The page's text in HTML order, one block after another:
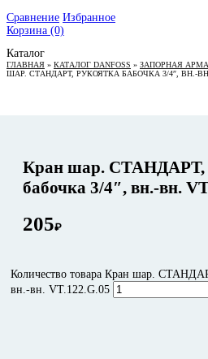
Сравнение Избранное
Корзина (0)
Каталог
ГЛАВНАЯ » КАТАЛОГ DANFOSS » ЗАПОРНАЯ
ШАР. СТАНДАРТ, РУКОЯТКА БАБОЧКА 3/4″, ВН.-ВН.
Кран шар. СТАНДАРТ,
бабочка 3/4″, вн.-вн.
205₽
Количество товара Кран шар.
вн.-вн. VT.122.G.05